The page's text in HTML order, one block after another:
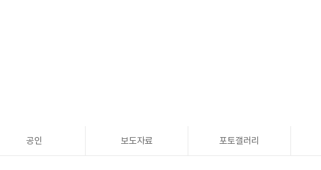
공인 보도자료 포토갤러리